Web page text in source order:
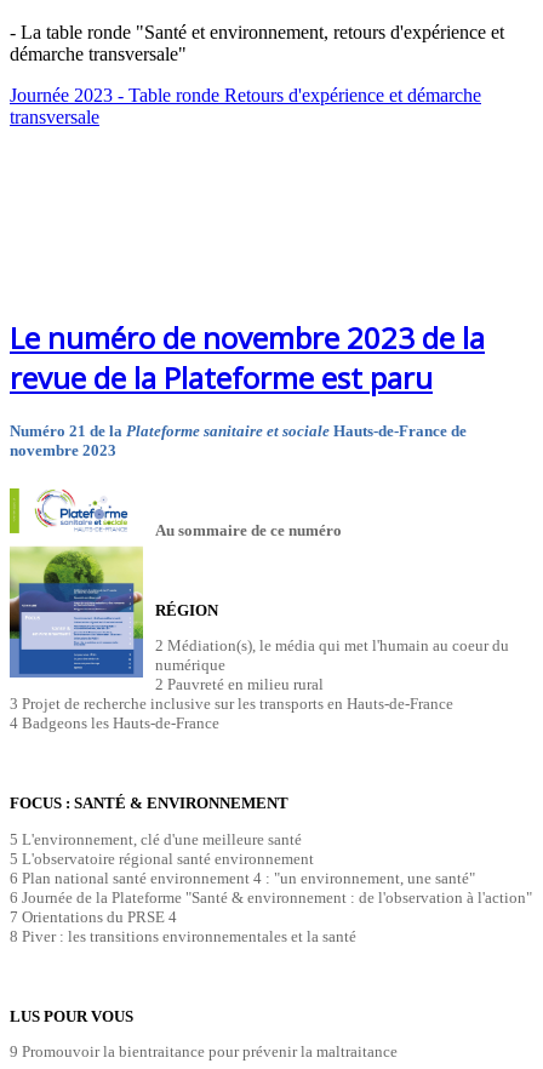
- La table ronde "Santé et environnement, retours d'expérience et
démarche transversale"
Journée 2023 - Table ronde Retours d'expérience et démarche
transversale
Le numéro de novembre 2023 de la
revue de la Plateforme est paru
Numéro 21 de la Plateforme sanitaire et sociale Hauts-de-France de
novembre 2023
Au sommaire de ce numéro
RÉGION
2 Médiation(s), le média qui met l'humain au coeur du
numérique
2 Pauvreté en milieu rural
3 Projet de recherche inclusive sur les transports en Hauts-de-France
4 Badgeons les Hauts-de-France
FOCUS : SANTÉ & ENVIRONNEMENT
5 L'environnement, clé d'une meilleure santé
5 L'observatoire régional santé environnement
6 Plan national santé environnement 4 : "un environnement, une santé"
6 Journée de la Plateforme "Santé & environnement : de l'observation à l'action"
7 Orientations du PRSE 4
8 Piver : les transitions environnementales et la santé
LUS POUR VOUS
9 Promouvoir la bientraitance pour prévenir la maltraitance